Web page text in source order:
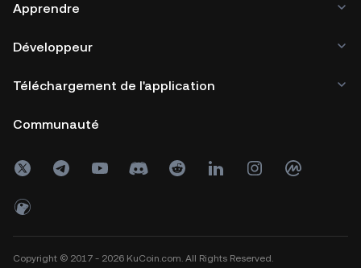
Apprendre
Développeur
Téléchargement de l'application
Communauté
Copyright © 2017 - 2026 KuCoin.com. All Rights Reserved.